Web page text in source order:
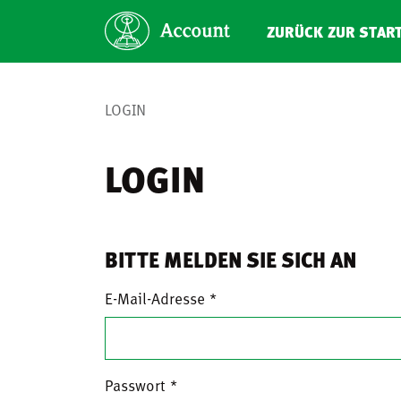
ZURÜCK ZUR
LOGIN
LOGIN
BITTE MELDEN SIE SICH AN
E-Mail-Adresse
Passwort